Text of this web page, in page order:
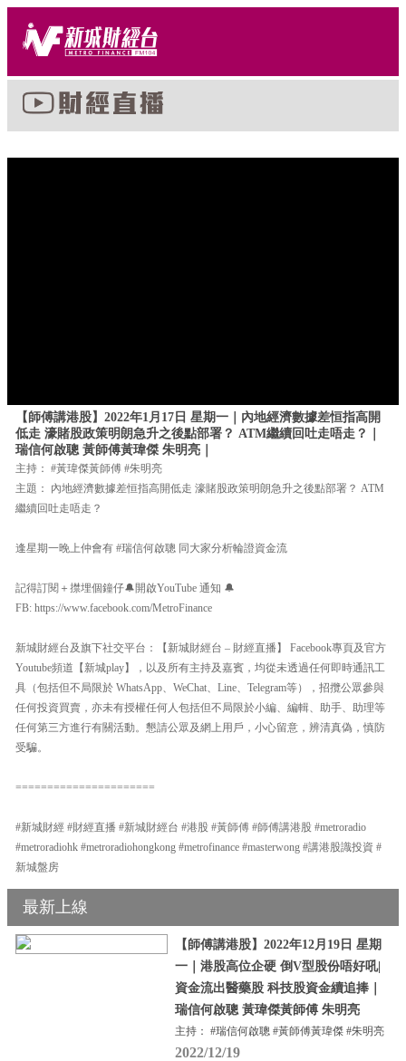
【師傅講港股】2022年1月17日 星期一｜內地經濟數據差恒指高開
低走 濠賭股政策明朗急升之後點部署？ ATM繼續回吐走唔走？｜
瑞信何啟聰 黃師傅黃瑋傑 朱明亮｜
主持： #黃瑋傑黃師傅 #朱明亮
主題： 內地經濟數據差恒指高開低走 濠賭股政策明朗急升之後點部署？ ATM
繼續回吐走唔走？
逢星期一晚上仲會有 #瑞信何啟聰 同大家分析輪證資金流
記得訂閱＋㩒埋個鐘仔🔔開啟YouTube 通知 🔔
FB: https://www.facebook.com/MetroFinance
新城財經台及旗下社交平台：【新城財經台 – 財經直播】 Facebook專頁及官方
Youtube頻道【新城play】，以及所有主持及嘉賓，均從未透過任何即時通訊工
具（包括但不局限於 WhatsApp、WeChat、Line、Telegram等），招攬公眾參與
任何投資買賣，亦未有授權任何人包括但不局限於小編、編輯、助手、助理等
任何第三方進行有關活動。懇請公眾及網上用戶，小心留意，辨清真偽，慎防
受騙。
======================
#新城財經 #財經直播 #新城財經台 #港股 #黃師傅 #師傅講港股 #metroradio
#metroradiohk #metroradiohongkong #metrofinance #masterwong #講港股識投資 #
新城盤房
最新上線
【師傅講港股】2022年12月19日 星期
一｜港股高位企硬 倒V型股份唔好吼|
資金流出醫藥股 科技股資金續追捧｜
瑞信何啟聰 黃瑋傑黃師傅 朱明亮
主持： #瑞信何啟聰 #黃師傅黃瑋傑 #朱明亮
2022/12/19